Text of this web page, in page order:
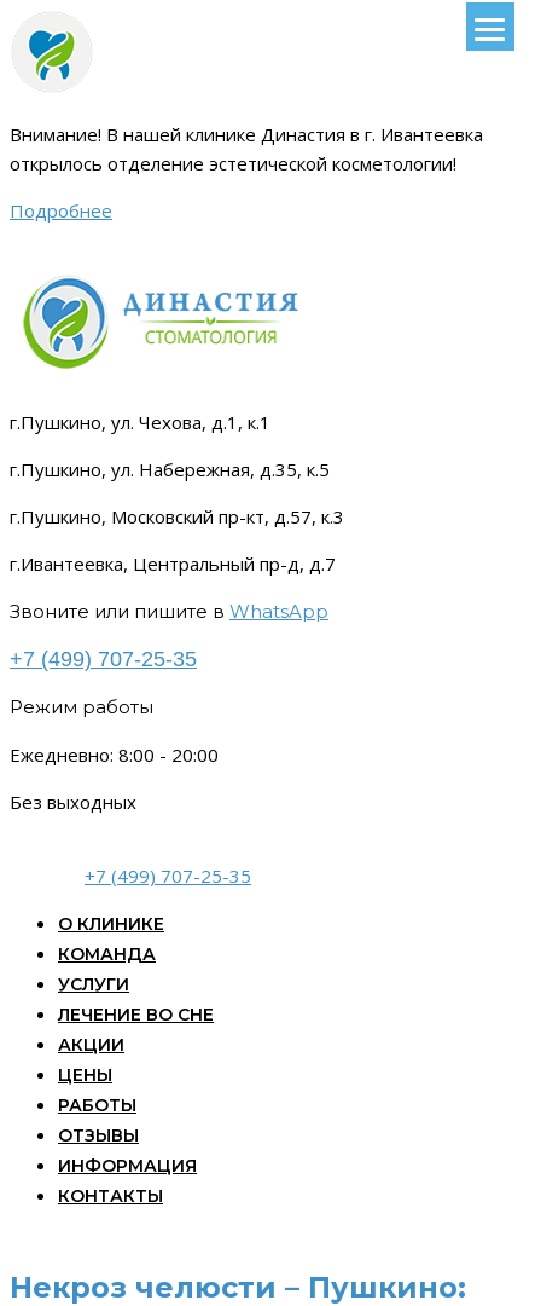
Внимание! В нашей клинике Династия в г. Ивантеевка
открылось отделение эстетической косметологии!
Подробнее
г.Пушкино, ул. Чехова, д.1, к.1
г.Пушкино, ул. Набережная, д.35, к.5
г.Пушкино, Московский пр-кт, д.57, к.3
г.Ивантеевка, Центральный пр-д, д.7
Звоните или пишите в WhatsApp
+7 (499) 707-25-35
Режим работы
Ежедневно: 8:00 - 20:00
Без выходных
+7 (499) 707-25-35
О КЛИНИКЕ
КОМАНДА
УСЛУГИ
ЛЕЧЕНИЕ ВО СНЕ
АКЦИИ
ЦЕНЫ
РАБОТЫ
ОТЗЫВЫ
ИНФОРМАЦИЯ
КОНТАКТЫ
Некроз челюсти – Пушкино: